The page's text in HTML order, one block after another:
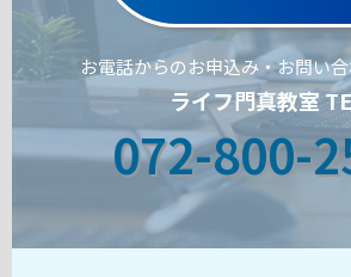
お電話からのお申込み・お問い
ライフ門真教室
072-800-